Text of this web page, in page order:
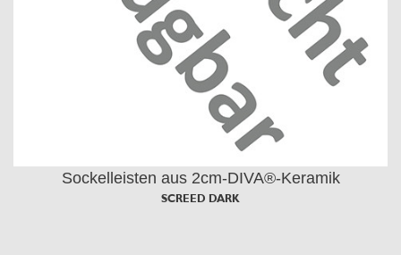
Sockelleisten aus 2cm-DIVA®-Keramik
SCREED DARK